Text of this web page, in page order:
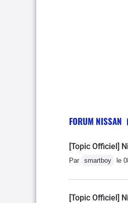
FORUM NISSAN
[Topic Officiel]
Par smartboy le
[Topic Officiel]